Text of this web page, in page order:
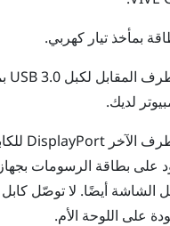
بمأخذ تيار كهربي.
لديك.
الآخر DisplayPort
على بطاقة الرسومات
الشاشة أيضًا. لا توصّل كابل
على اللوحة الأم.